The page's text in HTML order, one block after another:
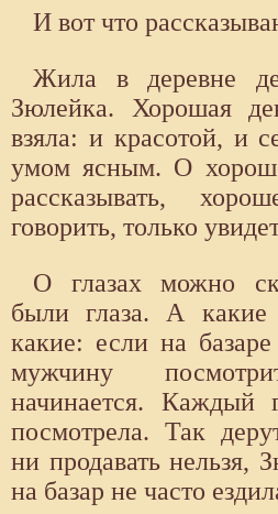
И вот что
Жила в деревне
Зюлейка. Хорошая
взяла: и красотой, и
умом ясным. О
рассказывать,
говорить, только
О глазах можно
были глаза. А
какие: если на
мужчину
начинается. Каждый
посмотрела. Так
ни продавать нельзя,
на базар не часто